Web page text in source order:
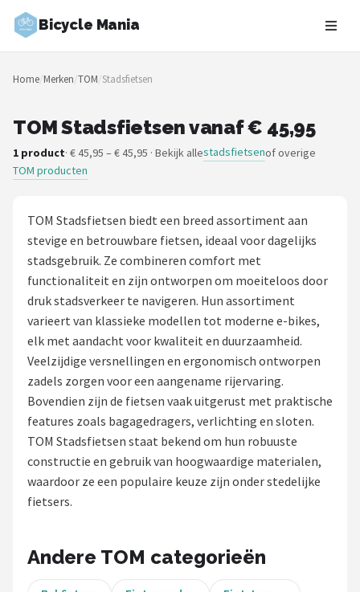
Bicycle Mania
Zoeken
NAVIGATIE
Merken
Fietsroutes
Kinderfietsen
Elektrische fietsen
Mountainbikes
Shop
POPULAIRE MERKEN
Basil
ABUS
Home/Merken/TOM/Stadsfietsen
TOM Stadsfietsen vanaf € 45,95
1 product· € 45,95 – € 45,95 · Bekijk allestadsfietsenof overige
TOM producten
TOM Stadsfietsen biedt een breed assortiment aan
stevige en betrouwbare fietsen, ideaal voor dagelijks
stadsgebruik. Ze combineren comfort met
functionaliteit en zijn ontworpen om moeiteloos door
druk stadsverkeer te navigeren. Hun assortiment
varieert van klassieke modellen tot moderne e-bikes,
elk met aandacht voor kwaliteit en duurzaamheid.
Veelzijdige versnellingen en ergonomisch ontworpen
zadels zorgen voor een aangename rijervaring.
Bovendien zijn de fietsen vaak uitgerust met praktische
features zoals bagagedragers, verlichting en sloten.
TOM Stadsfietsen staat bekend om hun robuuste
constructie en gebruik van hoogwaardige materialen,
waardoor ze een populaire keuze zijn onder stedelijke
fietsers.
Andere TOM categorieën